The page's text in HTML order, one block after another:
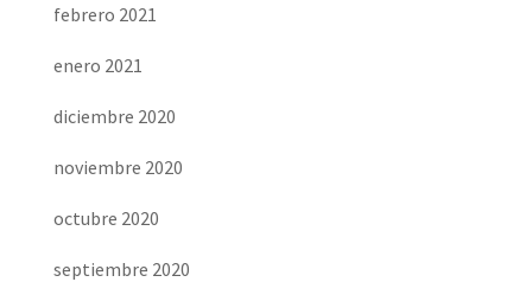
febrero 2021
enero 2021
diciembre 2020
noviembre 2020
octubre 2020
septiembre 2020